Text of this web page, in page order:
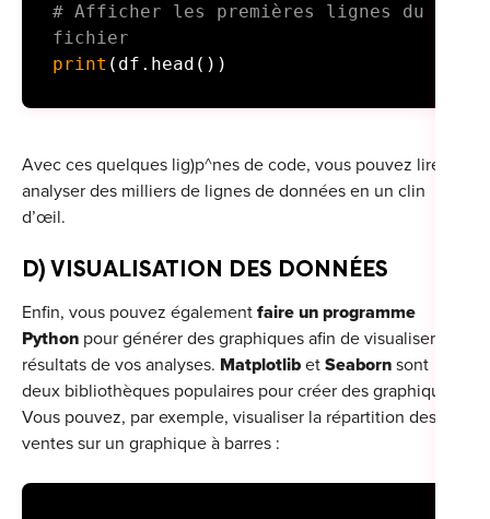
# Afficher les premières lignes du
fichier
print (df.head())
Avec ces quelques lig)p^nes de code, vous pouvez lire et
analyser des milliers de lignes de données en un clin
d’œil.
D) VISUALISATION DES DONNÉES
Enfin, vous pouvez également faire un programme
Python pour générer des graphiques afin de visualiser les
résultats de vos analyses. Matplotlib et Seaborn sont
deux bibliothèques populaires pour créer des graphiques.
Vous pouvez, par exemple, visualiser la répartition des
ventes sur un graphique à barres :